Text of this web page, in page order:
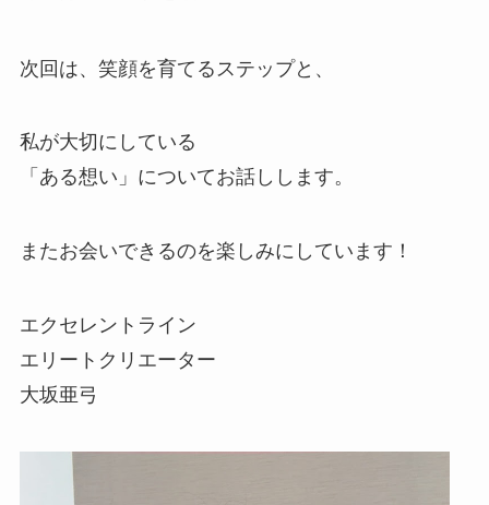
次回は、笑顔を育てるステップと、
私が大切にしている
「ある想い」についてお話しします。
またお会いできるのを楽しみにしています！
エクセレントライン
エリートクリエーター
大坂亜弓